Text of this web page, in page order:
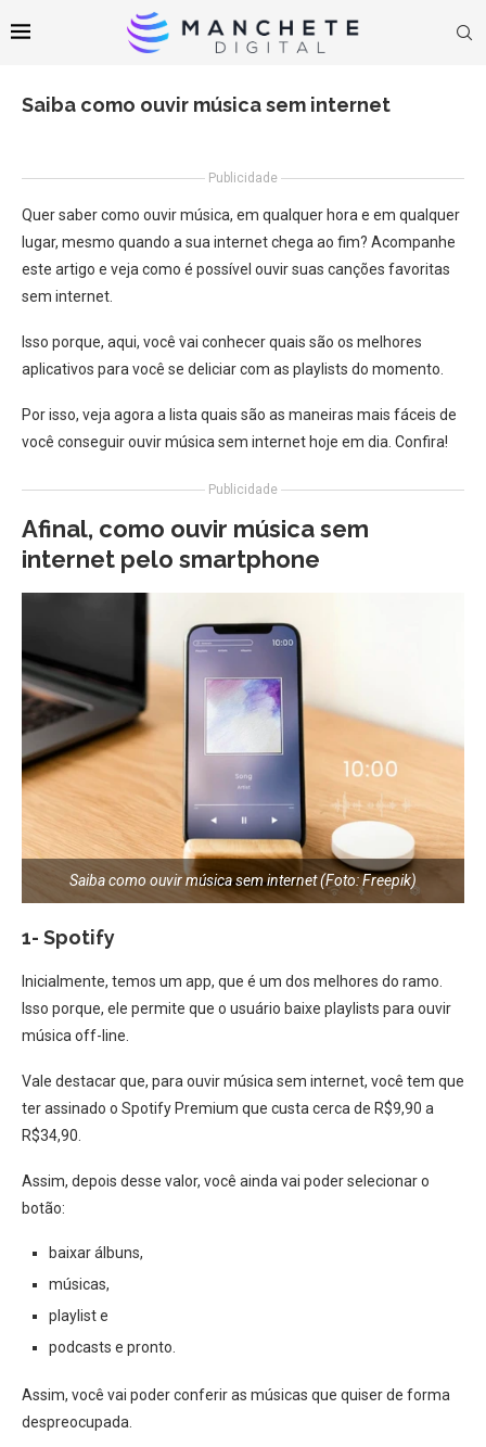
Saiba como ouvir música sem internet
Publicidade
Quer saber como ouvir música, em qualquer hora e em qualquer
lugar, mesmo quando a sua internet chega ao fim? Acompanhe
este artigo e veja como é possível ouvir suas canções favoritas
sem internet.
Isso porque, aqui, você vai conhecer quais são os melhores
aplicativos para você se deliciar com as playlists do momento.
Por isso, veja agora a lista quais são as maneiras mais fáceis de
você conseguir ouvir música sem internet hoje em dia. Confira!
Publicidade
Afinal, como ouvir música sem
internet pelo smartphone
Saiba como ouvir música sem internet (Foto: Freepik)
1- Spotify
Inicialmente, temos um app, que é um dos melhores do ramo.
Isso porque, ele permite que o usuário baixe playlists para ouvir
música off-line.
Vale destacar que, para ouvir música sem internet, você tem que
ter assinado o Spotify Premium que custa cerca de R$9,90 a
R$34,90.
Assim, depois desse valor, você ainda vai poder selecionar o
botão:
baixar álbuns,
músicas,
playlist e
podcasts e pronto.
Assim, você vai poder conferir as músicas que quiser de forma
despreocupada.